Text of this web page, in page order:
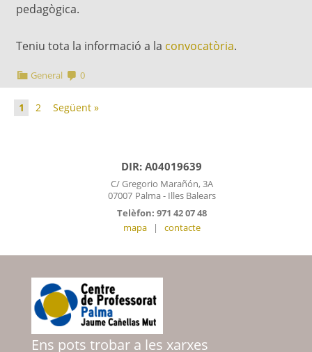
pedagògica.
Teniu tota la informació a la convocatòria.
General 0
1 2 Següent »
DIR: A04019639
C/ Gregorio Marañón, 3A
07007 Palma - Illes Balears
Telèfon: 971 42 07 48
mapa
| contacte
Ens pots trobar a les xarxes